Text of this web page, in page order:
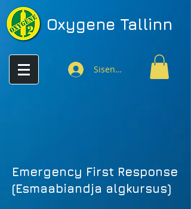
Oxygene Tallinn
Sisenen
Emergency First Response
(Esmaabiandja algkursus)